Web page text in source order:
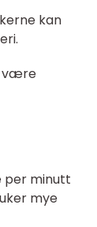
kan
være
per minutt
mye